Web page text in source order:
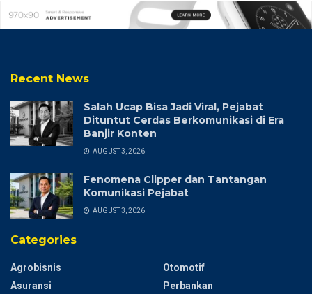
Recent News
Salah Ucap Bisa Jadi Viral, Pejabat
Dituntut Cerdas Berkomunikasi di Era
Banjir Konten
AUGUST 3, 2026
Fenomena Clipper dan Tantangan
Komunikasi Pejabat
AUGUST 3, 2026
Categories
Agrobisnis
Asuransi
Otomotif
Perbankan